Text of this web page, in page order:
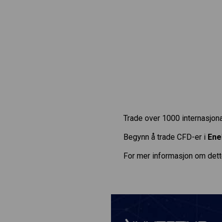
Trade over 1000
Begynn å trade CFD-er i
For mer informasjon om